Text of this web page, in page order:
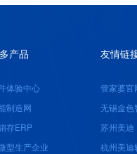
产品
体验中心
制造网
存ERP
型生产企业
友情链
管家婆官
无锡金色
苏州美迪
杭州美迪